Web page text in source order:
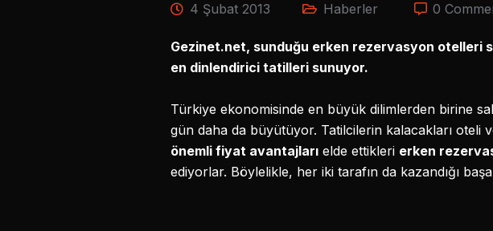
4 Şubat 2013 Haberler 0
Gezinet.net, sunduğu erken rezervasyon otelleri
en dinlendirici tatilleri sunuyor.
Türkiye ekonomisinde en büyük dilimlerden birine
gün daha da büyütüyor. Tatilcilerin kalacakları oteli
önemli fiyat avantajları elde ettikleri erken
ediyorlar. Böylelikle, her iki tarafın da kazandığı